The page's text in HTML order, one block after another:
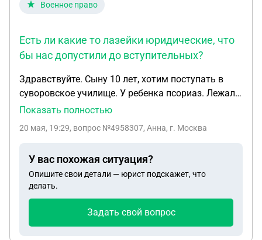
Военное право
Есть ли какие то лазейки юридические, что
бы нас допустили до вступительных?
Здравствуйте. Сыну 10 лет, хотим поступать в
суворовское училище. У ребенка псориаз. Лежали
в стационаре, диагноз подтвержден. Есть ли
допустили до вступительных? Псориаз с вялым
семья многодетная (льготная категория)
Показать полностью
20 мая, 19:29, вопрос №4958307, Анна, г. Москва
У вас похожая ситуация?
Опишите свои детали — юрист подскажет, что
делать.
Задать свой вопрос